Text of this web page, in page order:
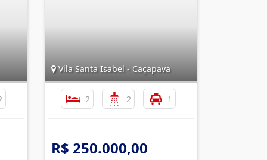
Vila Santa Isabel - Caçapava
2 2 1
R$ 250.000,00